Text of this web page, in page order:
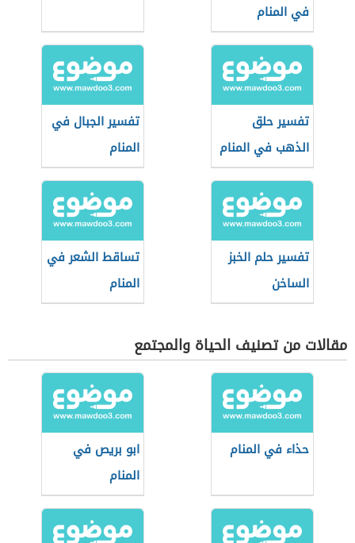
في المنام
تفسير حلق
الذهب في المنام
تفسير الجبال في
المنام
تفسير حلم الخبز
الساخن
تساقط الشعر في
المنام
مقالات من تصنيف الحياة والمجتمع
حذاء في المنام
ابو بريص في
المنام